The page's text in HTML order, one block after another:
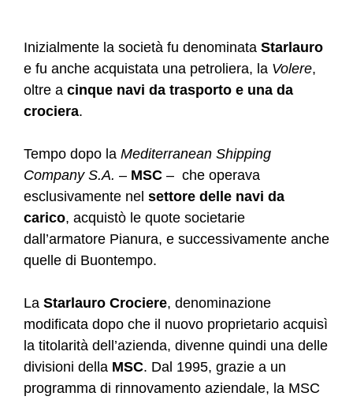
Inizialmente la società fu denominata Starlauro
e fu anche acquistata una petroliera, la Volere,
oltre a cinque navi da trasporto e una da
crociera.
Tempo dopo la Mediterranean Shipping
Company S.A. – MSC – che operava
esclusivamente nel settore delle navi da
carico, acquistò le quote societarie
dall’armatore Pianura, e successivamente anche
quelle di Buontempo.
La Starlauro Crociere, denominazione
modificata dopo che il nuovo proprietario acquisì
la titolarità dell’azienda, divenne quindi una delle
divisioni della MSC. Dal 1995, grazie a un
programma di rinnovamento aziendale, la MSC